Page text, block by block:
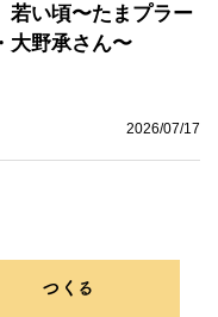
若い頃〜たまプラー
大野承さん〜
2026/07/17